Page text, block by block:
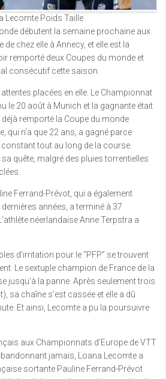
Lecomte Poids Taille
débutent la semaine prochaine aux
de chez elle à Annecy, et elle est la
remporté deux Coupes du monde et
consécutif cette saison.
placées en elle. Le Championnat
le 20 août à Munich et la gagnante était
déjà remporté la Coupe du monde
qui n’a que 22 ans, a gagné parce
constant tout au long de la course.
quête, malgré des pluies torrentielles
Ferrand-Prévot, qui a également
années, a terminé à 37
néerlandaise Anne Terpstra a
d’irritation pour le “PFP” se trouvent
Le sextuple champion de France de la
jusqu’à la panne. Après seulement trois
sa chaîne s’est cassée et elle a dû
Et ainsi, Lecomte a pu la poursuivre
aux Championnats d’Europe de VTT
jamais, Loana Lecomte a
sortante Pauline Ferrand-Prévot